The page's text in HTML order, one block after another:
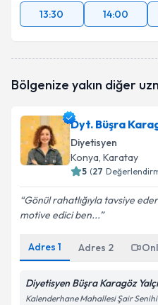
13:30
14:00
Bölgenize yakın diğer
Dyt. Büşra
Diyetisyen
Konya, Karatay
5 (27
Gönül rahatlığıyla tavsiye
motive edici ben...
Adres 1 Adres 2
Diyetisyen Büşra Karagöz
Kalenderhane Mahallesi Şair